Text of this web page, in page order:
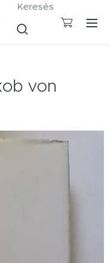
Keresés
von